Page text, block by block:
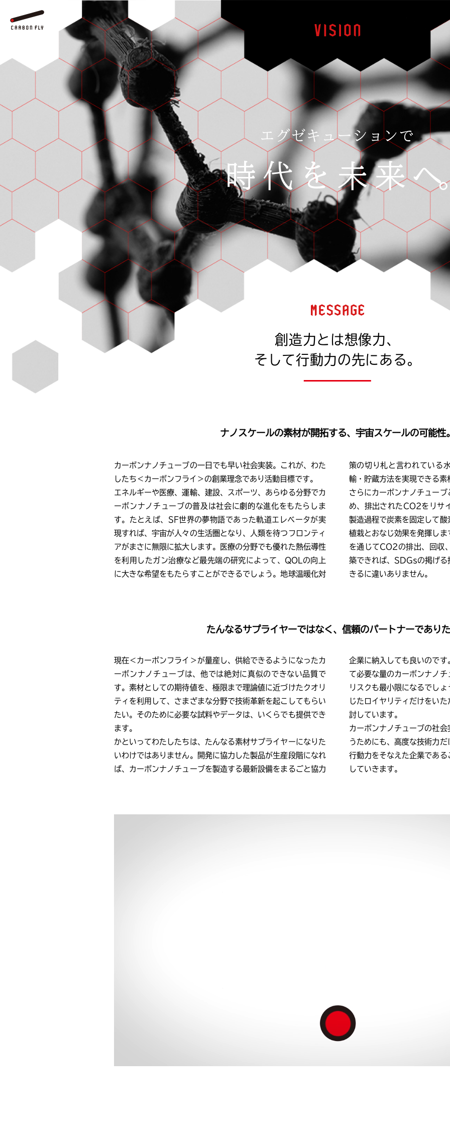
エグゼキューションで
時代を未来へ
創造力とは想像力、
そして行動力の先にある。
ナノスケールの素材が開拓する、 宇宙スケールの可能性
カーボンナノチューブの一日でも早い社会実装。これが、わた
したち＜カーボンフライ＞の創業理念であり活動目標です。
エネルギーや医療、運輸、建設、スポーツ、あらゆる分野でカ
ーボンナノチューブの普及は社会に劇的な進化をもたらしま
す。たとえば、SF世界の夢物語であった軌道エレベータが実
現すれば、宇宙が人々の生活圏となり、人類を待つフロンティ
アがまさに無限に拡大します。医療の分野でも優れた熱伝導性
を利用したガン治療など最先端の研究によって、QOLの向上
に大きな希望をもたらすことができるでしょう。地球温暖化対
策の切り札と言われている
輸・貯蔵方法を実現できる
さらにカーボンナノチュー
め、排出されたCO2をリサ
製造過程で炭素を固定して
植栽とおなじ効果を発揮し
を通じてCO2の排出、回収
築できれば、SDGsの掲げる
きるに違いありません。
たんなるサプライヤーではなく、 信頼のパートナーであり
現在＜カーボンフライ＞が量産し、供給できるようになったカ
ーボンナノチューブは、他では絶対に真似のできない品質で
す。素材としての期待値を、極限まで理論値に近づけたクオリ
ティを利用して、さまざまな分野で技術革新を起こしてもらい
たい。そのために必要な試料やデータは、いくらでも提供でき
ます。
かといってわたしたちは、たんなる素材サプライヤーになりた
いわけではありません。開発に協力した製品が生産段階になれ
ば、カーボンナノチューブを製造する最新設備をまるごと協力
企業に納入しても良いので
て必要な量のカーボンナノ
リスクも最小限になるでし
じたロイヤリティだけをい
討しています。
カーボンナノチューブの社
うためにも、高度な技術力
行動力をそなえた企業であ
していきます。